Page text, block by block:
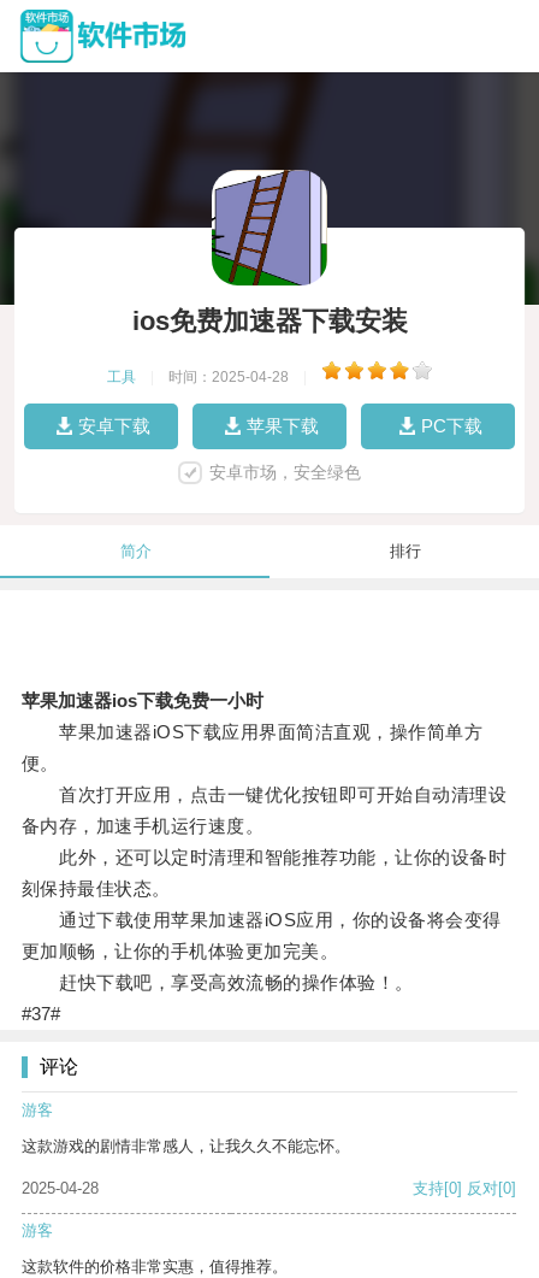
ios免费加速器下载安装
工具 时间：2025-04-28
安卓下载 苹果下载 PC下载
安卓市场，安全绿色
简介 排行
苹果加速器ios下载免费一小时
苹果加速器iOS下载应用界面简洁直观，操作简单方
便。
首次打开应用，点击一键优化按钮即可开始自动清理设
备内存，加速手机运行速度。
此外，还可以定时清理和智能推荐功能，让你的设备时
刻保持最佳状态。
通过下载使用苹果加速器iOS应用，你的设备将会变得
更加顺畅，让你的手机体验更加完美。
赶快下载吧，享受高效流畅的操作体验！。
#37#
评论
游客
这款游戏的剧情非常感人，让我久久不能忘怀。
2025-04-28 支持[0] 反对[0]
游客
这款软件的价格非常实惠，值得推荐。